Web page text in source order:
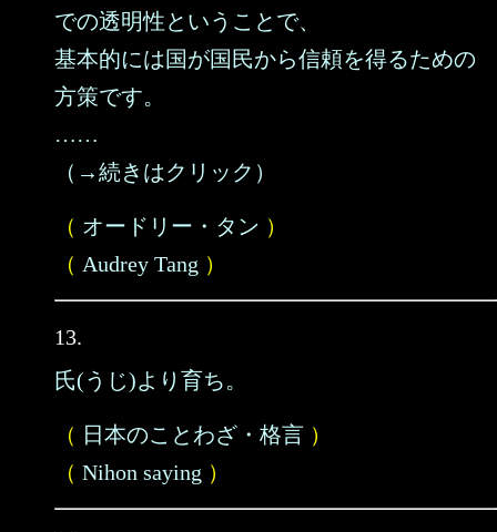
での透明性ということで、
基本的には国が国民から信頼を得るための
方策です。
……
（→続きはクリック）
（ オードリー・タン ）
（ Audrey Tang ）
13.
氏(うじ)より育ち。
（ 日本のことわざ・格言 ）
（ Nihon saying ）